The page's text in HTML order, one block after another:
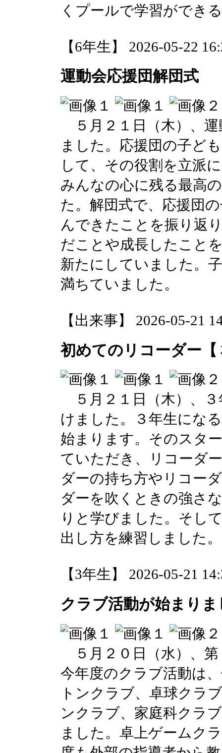
くプールで学習ができ
【6年生】 2026-05-22
運動会応援団解団式
５月２１日（木）、運
ました。応援団の子ど
して、その役割を立派
みんなの心に残る最高
た。解団式で、応援団
んできたことを振り返
だことや成長したこと
新たにしていました。
満ちていました。
【出来事】 2026-05-21
初めてのリコーダー【
５月２１日（木）、
けました。３年生にな
始まります。そのスタ
ていただき、リコーダ
ダーの持ち方やリコー
ダーを吹くときの強さ
りと学びました。そし
出し方を練習しました。
【3年生】 2026-05-21
クラブ活動が始まり
５月２０日（水）、
今年度のクラブ活動は
トンクラブ、卓球クラ
ンクラブ、家庭科クラ
ました。卓上ゲームク